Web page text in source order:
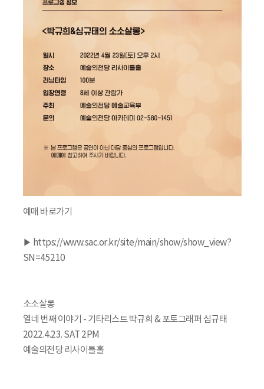
예매 바로가기
▶ https://www.sac.or.kr/site/main/show/show_view?
SN=45210
소소살롱
열네 번째 이야기 - 기타리스트 박규희 & 포토그래퍼 심규태
2022.4.23. SAT 2PM
예술의전당 리사이틀홀